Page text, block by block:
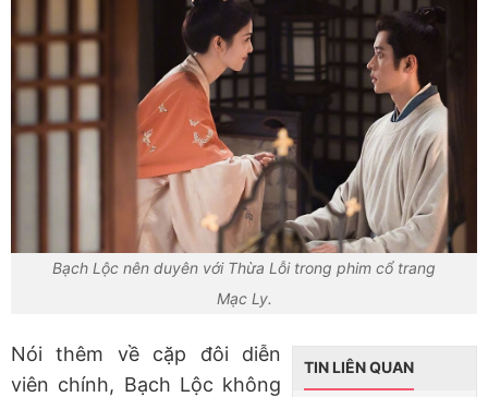
Bạch Lộc nên duyên với Thừa Lỗi trong phim cổ trang
Mạc Ly.
TIN LIÊN QUAN
Nói thêm về cặp đôi diễn
viên chính, Bạch Lộc không